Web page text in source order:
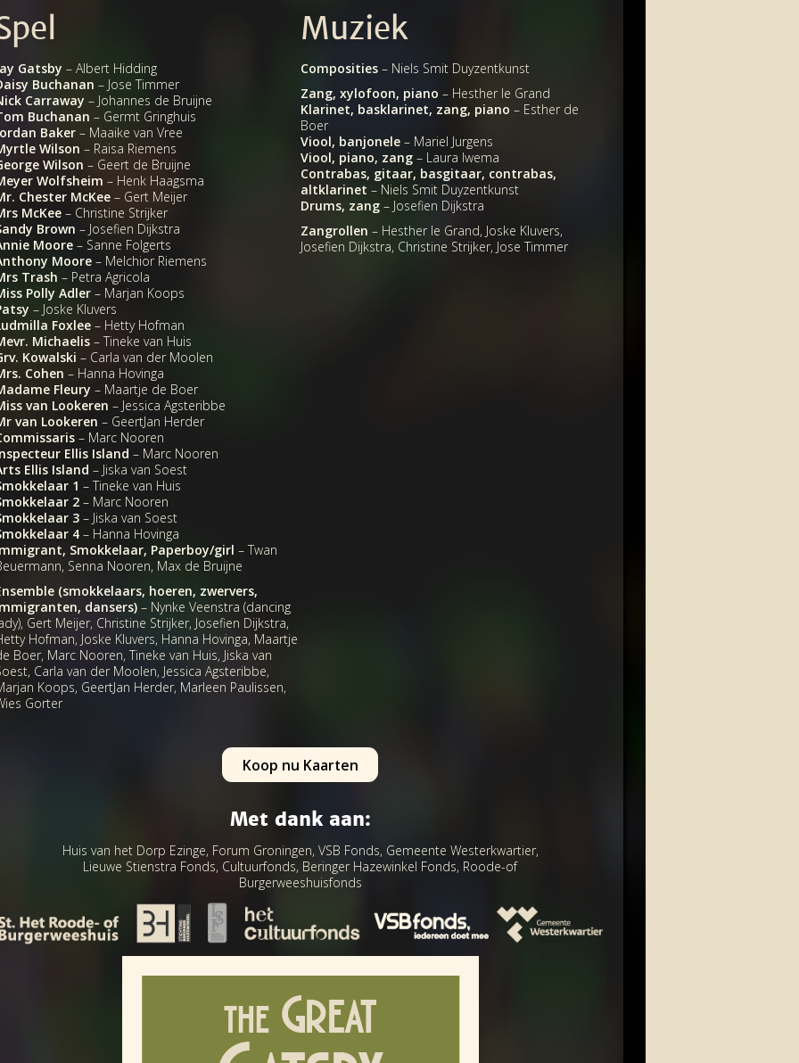
Gatsby – Albert Hidding
Buchanan – Jose Timmer
Carraway – Johannes de Bruijne
Buchanan – Germt Gringhuis
Baker – Maaike van Vree
Wilson – Raisa Riemens
Wilson – Geert de Bruijne
Wolfsheim – Henk Haagsma
Chester McKee – Gert Meijer
McKee – Christine Strijker
Brown – Josefien Dijkstra
Moore – Sanne Folgerts
Moore – Melchior Riemens
Trash – Petra Agricola
Polly Adler – Marjan Koops
– Joske Kluvers
Foxlee – Hetty Hofman
Michaelis – Tineke van Huis
Kowalski – Carla van der Moolen
Cohen – Hanna Hovinga
Fleury – Maartje de Boer
van Lookeren – Jessica Agsteribbe
van Lookeren – GeertJan Herder
– Marc Nooren
Ellis Island – Marc Nooren
Ellis Island – Jiska van Soest
1 – Tineke van Huis
2 – Marc Nooren
3 – Jiska van Soest
4 – Hanna Hovinga
Smokkelaar, Paperboy/girl – Twan
Senna Nooren, Max de Bruijne
(smokkelaars, hoeren, zwervers,
dansers) – Nynke Veenstra (dancing
Gert Meijer, Christine Strijker, Josefien Dijkstra,
Hofman, Joske Kluvers, Hanna Hovinga, Maartje
Boer, Marc Nooren, Tineke van Huis, Jiska van
Carla van der Moolen, Jessica Agsteribbe,
Koops, GeertJan Herder, Marleen Paulissen,
Gorter
Muziek
Composities – Niels Smit Duyzentkunst
Zang, xylofoon, piano – Hesther le Grand
Klarinet, basklarinet, zang, piano – Esther de
Boer
Viool, banjonele – Mariel Jurgens
Viool, piano, zang – Laura Iwema
Contrabas, gitaar, basgitaar, contrabas,
altklarinet – Niels Smit Duyzentkunst
Drums, zang – Josefien Dijkstra
Zangrollen – Hesther le Grand, Joske Kluvers,
Josefien Dijkstra, Christine Strijker, Jose Timmer
Koop nu Kaarten
Met dank aan:
Huis van het Dorp Ezinge, Forum Groningen, VSB Fonds, Gemeente Westerkwartier,
Lieuwe Stienstra Fonds, Cultuurfonds, Beringer Hazewinkel Fonds, Roode-of
Burgerweeshuisfonds